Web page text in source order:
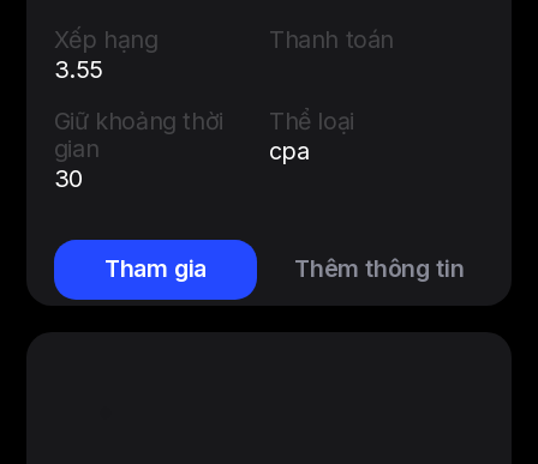
Xếp hạng
3.55
Thanh toán
Giữ khoảng thời
gian
30
Thể loại
cpa
Tham gia Thêm thông tin